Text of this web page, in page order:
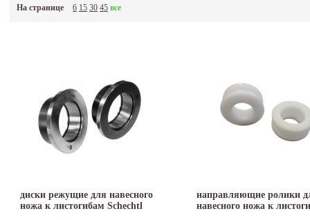
На странице 6 15 30 45 все
диски режущие для навесного
ножа к листогибам Schechtl
направляющие ролики
навесного ножа к